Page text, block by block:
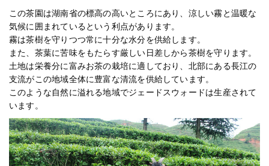
この茶園は湖南省の標高の高いところにあり、涼しい霧と温暖な
気候に囲まれているという利点があります。
霧は茶樹を守りつつ常に十分な水分を供給します。
また、茶葉に苦味をもたらす厳しい日差しから茶樹を守ります。
土地は栄養分に富みお茶の栽培に適しており、北部にある長江の
支流がこの地域全体に豊富な清流を供給しています。
このような自然に溢れる地域でジェードスウォードは生産されて
います。